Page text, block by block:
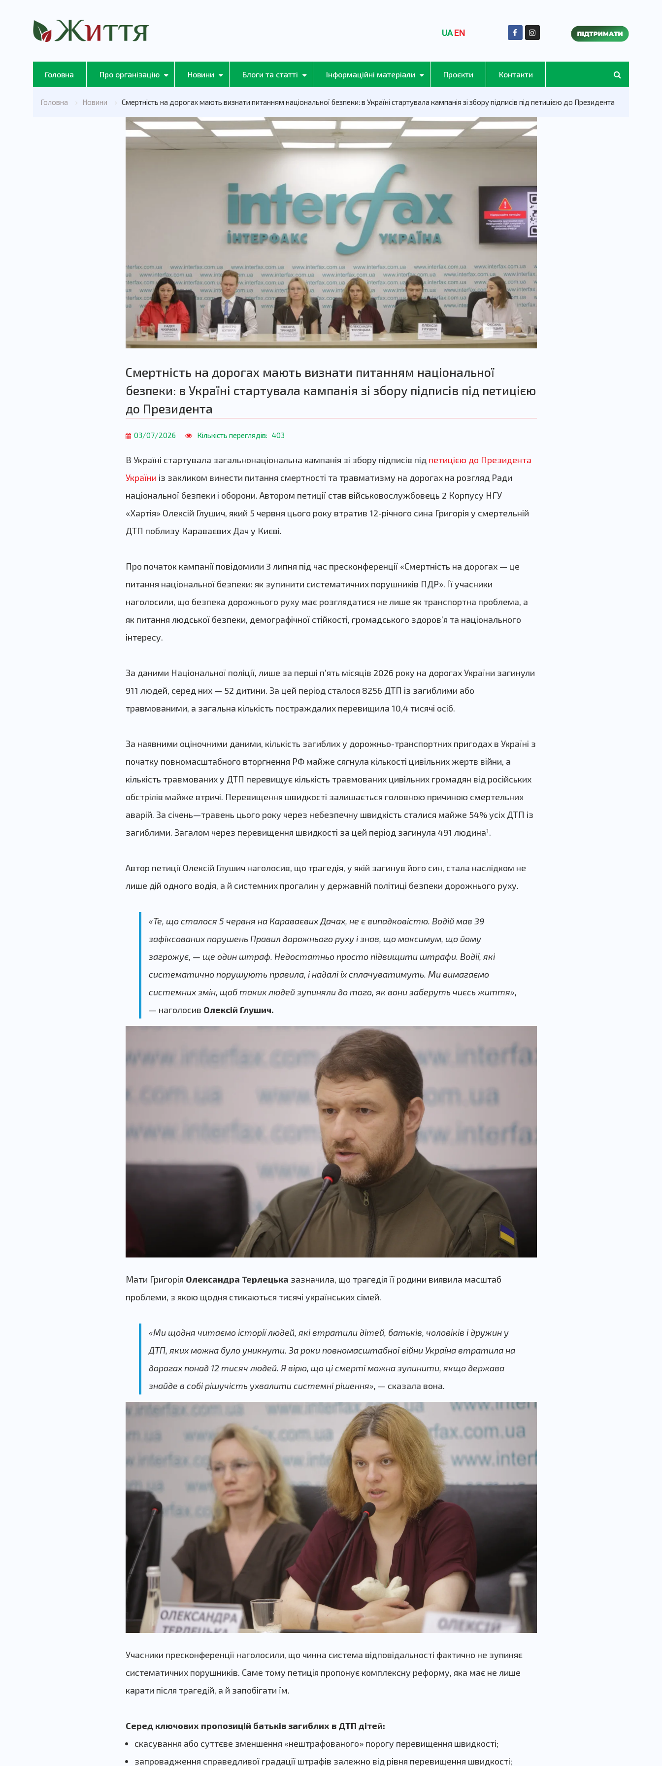
UAEN
Головна Про організацію Новини Блоги та статті Інформаційні матеріали Проєкти Контакти
Головна Новини Смертність на дорогах мають визнати питанням національної безпеки: в Україні стартувала кампанія зі збору підписів під петицією до Президента
Смертність на дорогах мають визнати питанням національної
безпеки: в Україні стартувала кампанія зі збору підписів під петицією
до Президента
03/07/2026 Кількість переглядів: 403
В Україні стартувала загальнонаціональна кампанія зі збору підписів під петицією до Президента
України із закликом винести питання смертності та травматизму на дорогах на розгляд Ради
національної безпеки і оборони. Автором петиції став військовослужбовець 2 Корпусу НГУ
«Хартія» Олексій Глушич, який 5 червня цього року втратив 12-річного сина Григорія у смертельній
ДТП поблизу Караваєвих Дач у Києві.
Про початок кампанії повідомили 3 липня під час пресконференції «Смертність на дорогах — це
питання національної безпеки: як зупинити систематичних порушників ПДР». Її учасники
наголосили, що безпека дорожнього руху має розглядатися не лише як транспортна проблема, а
як питання людської безпеки, демографічної стійкості, громадського здоров’я та національного
інтересу.
За даними Національної поліції, лише за перші п’ять місяців 2026 року на дорогах України загинули
911 людей, серед них — 52 дитини. За цей період сталося 8256 ДТП із загиблими або
травмованими, а загальна кількість постраждалих перевищила 10,4 тисячі осіб.
За наявними оціночними даними, кількість загиблих у дорожньо-транспортних пригодах в Україні з
початку повномасштабного вторгнення РФ майже сягнула кількості цивільних жертв війни, а
кількість травмованих у ДТП перевищує кількість травмованих цивільних громадян від російських
обстрілів майже втричі. Перевищення швидкості залишається головною причиною смертельних
аварій. За січень—травень цього року через небезпечну швидкість сталися майже 54% усіх ДТП із
загиблими. Загалом через перевищення швидкості за цей період загинула 491 людина¹.
Автор петиції Олексій Глушич наголосив, що трагедія, у якій загинув його син, стала наслідком не
лише дій одного водія, а й системних прогалин у державній політиці безпеки дорожнього руху.
«Те, що сталося 5 червня на Караваєвих Дачах, не є випадковістю. Водій мав 39
зафіксованих порушень Правил дорожнього руху і знав, що максимум, що йому
загрожує, — ще один штраф. Недостатньо просто підвищити штрафи. Водії, які
систематично порушують правила, і надалі їх сплачуватимуть. Ми вимагаємо
системних змін, щоб таких людей зупиняли до того, як вони заберуть чиєсь життя»,
— наголосив Олексій Глушич.
Мати Григорія Олександра Терлецька зазначила, що трагедія її родини виявила масштаб
проблеми, з якою щодня стикаються тисячі українських сімей.
«Ми щодня читаємо історії людей, які втратили дітей, батьків, чоловіків і дружин у
ДТП, яких можна було уникнути. За роки повномасштабної війни Україна втратила на
дорогах понад 12 тисяч людей. Я вірю, що ці смерті можна зупинити, якщо держава
знайде в собі рішучість ухвалити системні рішення», — сказала вона.
Учасники пресконференції наголосили, що чинна система відповідальності фактично не зупиняє
систематичних порушників. Саме тому петиція пропонує комплексну реформу, яка має не лише
карати після трагедій, а й запобігати їм.
Серед ключових пропозицій батьків загиблих в ДТП дітей:
скасування або суттєве зменшення «нештрафованого» порогу перевищення швидкості;
запровадження справедливої градації штрафів залежно від рівня перевищення швидкості;